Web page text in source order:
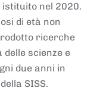
istituito nel 2020.
di età non
ricerche
delle scienze e
due anni in
SISS.